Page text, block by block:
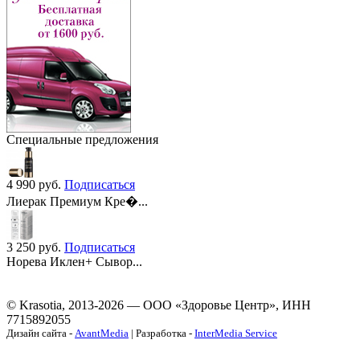
Специальные предложения
4 990 руб. Подписаться
Лиерак Премиум Кре�...
3 250 руб. Подписаться
Норева Иклен+ Сывор...
© Krasotia, 2013-2026 — ООО «Здоровье Центр», ИНН
7715892055
Дизайн сайта - AvantMedia | Разработка - InterMedia Service